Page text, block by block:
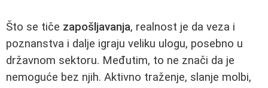
Što se tiče zapošljavanja, realnost je da veza i
poznanstva i dalje igraju veliku ulogu, posebno u
državnom sektoru. Međutim, to ne znači da je
nemoguće bez njih. Aktivno traženje, slanje molbi,